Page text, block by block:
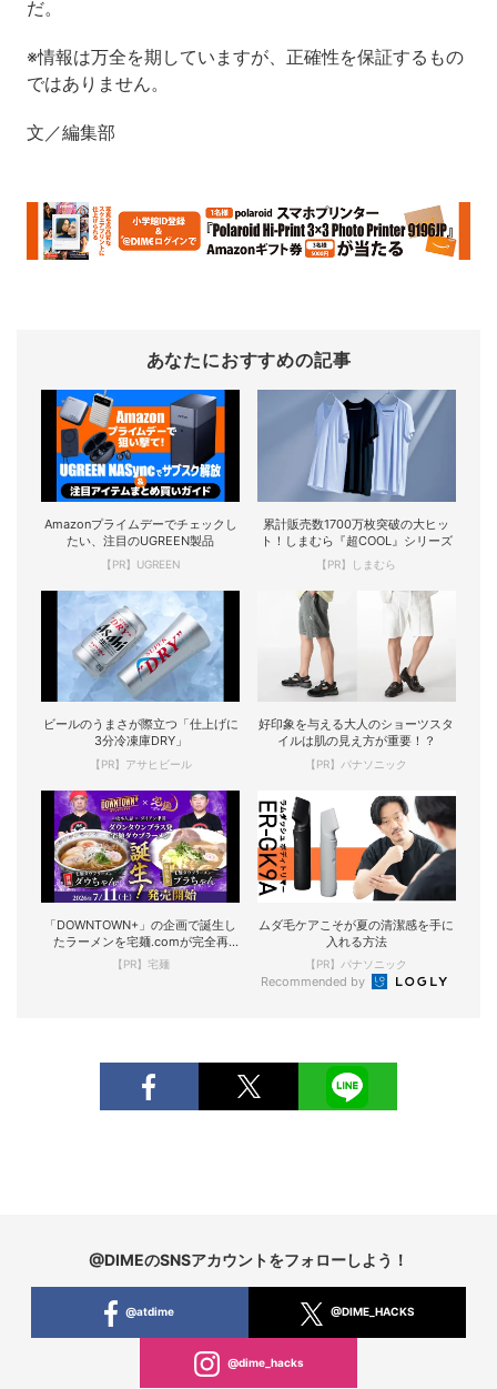
だ。
※情報は万全を期していますが、正確性を保証するもの
ではありません。
文／編集部
あなたにおすすめの記事
Amazonプライムデーでチェックし
たい、注目のUGREEN製品
【PR】UGREEN
累計販売数1700万枚突破の大ヒッ
ト！しまむら『超COOL』シリーズ
【PR】しまむら
ビールのうまさが際立つ「仕上げに
3分冷凍庫DRY」
【PR】アサヒビール
好印象を与える大人のショーツスタ
イルは肌の見え方が重要！？
【PR】パナソニック
「DOWNTOWN+」の企画で誕生し
たラーメンを宅麺.comが完全再
現！
【PR】宅麺
ムダ毛ケアこそが夏の清潔感を手に
入れる方法
【PR】パナソニック
Recommended by
@DIMEのSNSアカウントをフォローしよう！
@atdime @DIME_HACKS
@dime_hacks